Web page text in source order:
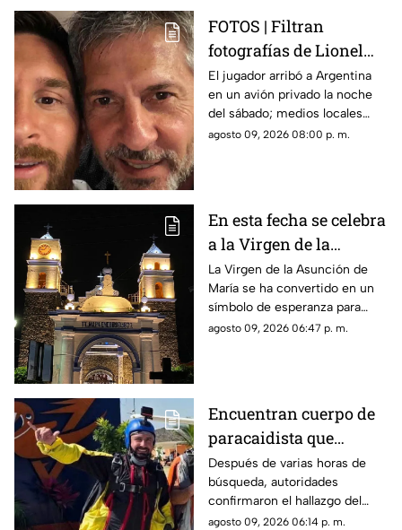
FOTOS | Filtran
fotografías de Lionel
Messi y su familia en el
funeral de su papá
El jugador arribó a Argentina
en un avión privado la noche
del sábado; medios locales
captaron su llegada.
agosto 09, 2026 08:00 p. m.
En esta fecha se celebra
a la Virgen de la
Asunción de María en
Morelos
La Virgen de la Asunción de
María se ha convertido en un
símbolo de esperanza para
miles de creyentes.
agosto 09, 2026 06:47 p. m.
Encuentran cuerpo de
paracaidista que
desapareció durante
actividad en Puente de
Ixtla
Después de varias horas de
búsqueda, autoridades
confirmaron el hallazgo del
deportista en la zona sur de
agosto 09, 2026 06:14 p. m.